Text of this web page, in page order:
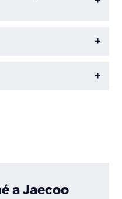
a Jaecoo